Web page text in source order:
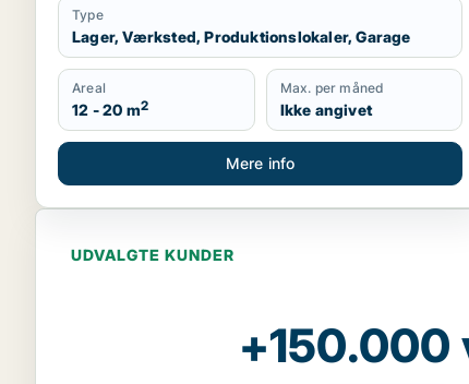
Type
Lager, Værksted, Produktionslokaler, Garage
Areal
12 - 20 m2
Max. per måned
Ikke angivet
Mere info
UDVALGTE KUNDER
+150.000